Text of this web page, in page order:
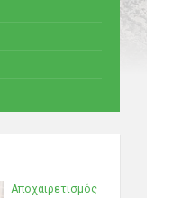
Αποχαιρετισμός